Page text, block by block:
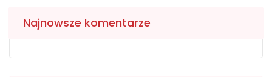
Najnowsze komentarze